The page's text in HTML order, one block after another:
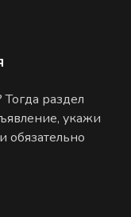
раздел
укажи
обязательно